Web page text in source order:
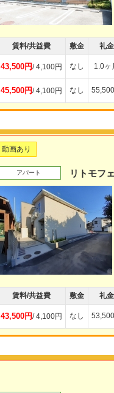
賃料/共益費 敷金 礼金
43,500円/ 4,100円 なし 1.0ヶ
45,500円/ 4,100円 なし
動画あり
アパート リトモフ
賃料/共益費 敷金 礼金
43,500円/ 4,100円 なし